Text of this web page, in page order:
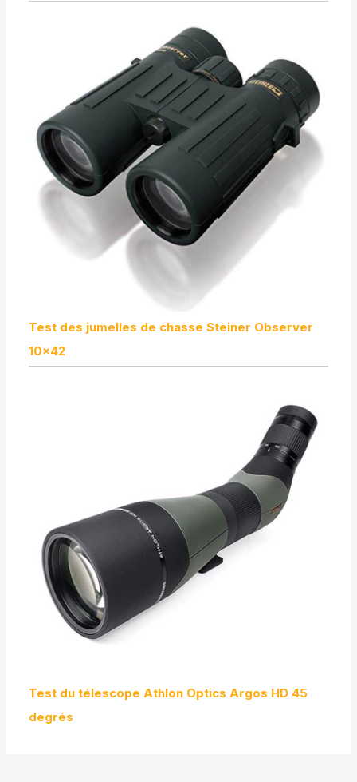
Test des jumelles de chasse Steiner Observer
10×42
Test du télescope Athlon Optics Argos HD 45
degrés